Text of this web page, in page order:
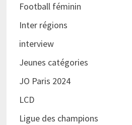
Football féminin
Inter régions
interview
Jeunes catégories
JO Paris 2024
LCD
Ligue des champions